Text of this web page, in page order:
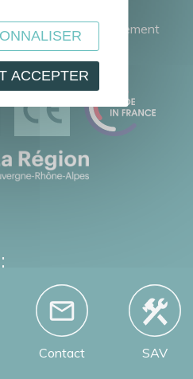
durable Recrutement
Contact SAV
ACCEPTER